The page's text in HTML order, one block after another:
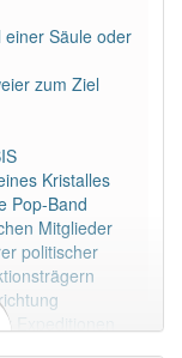
anderen
Artikel
Säule oder
zum Ziel
Kristalles
Pop-Band
Mitglieder
politischer
Expeditionen